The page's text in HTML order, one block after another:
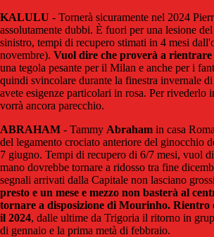
KALULU - Tornerà sicuramente nel 2024
assolutamente dubbi. È fuori per una lesione
sinistro, tempi di recupero stimati in 4 mesi
novembre). Vuol dire che proverà a rientrare
una tegola pesante per il Milan e anche per i
quindi svincolare durante la finestra invernale
avete esigenze particolari in rosa. Per rivederlo
vorrà ancora parecchio.
ABRAHAM - Tammy Abraham in casa
del legamento crociato anteriore del ginocchio
7 giugno. Tempi di recupero di 6/7 mesi, vuol
mano dovrebbe tornare a ridosso tra fine
segnali arrivati dalla Capitale non lasciano
presto e un mese e mezzo non basterà al
tornare a disposizione di Mourinho. Rientro
il 2024, dalle ultime da Trigoria il ritorno in
di gennaio e la prima metà di febbraio.